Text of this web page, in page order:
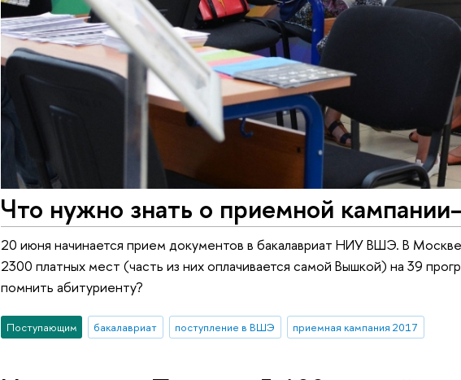
Что нужно знать о приемной
20 июня начинается прием документов в бакалавриат НИУ ВШЭ. В
2300 платных мест (часть из них оплачивается самой Вышкой) на 39
помнить абитуриенту?
Поступающим бакалавриат поступление в ВШЭ приемная кампания 2017